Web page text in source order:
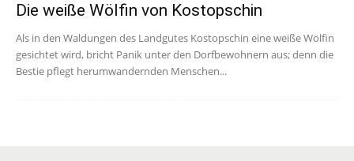
Die weiße Wölfin von Kostopschin
Als in den Waldungen des Landgutes Kostopschin eine weiße Wölfin
gesichtet wird, bricht Panik unter den Dorfbewohnern aus; denn die
Bestie pflegt herumwandernden Menschen...